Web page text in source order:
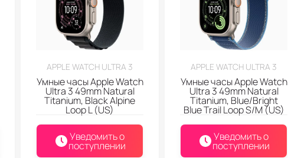
APPLE WATCH ULTRA 3
Умные часы Apple Watch
Ultra 3 49mm Natural
Titanium, Black Alpine
Loop L (US)
Уведомить о
поступлении
APPLE WATCH ULTRA 3
Умные часы Apple Watch
Ultra 3 49mm Natural
Titanium, Blue/Bright
Blue Trail Loop S/M (US)
Уведомить о
поступлении